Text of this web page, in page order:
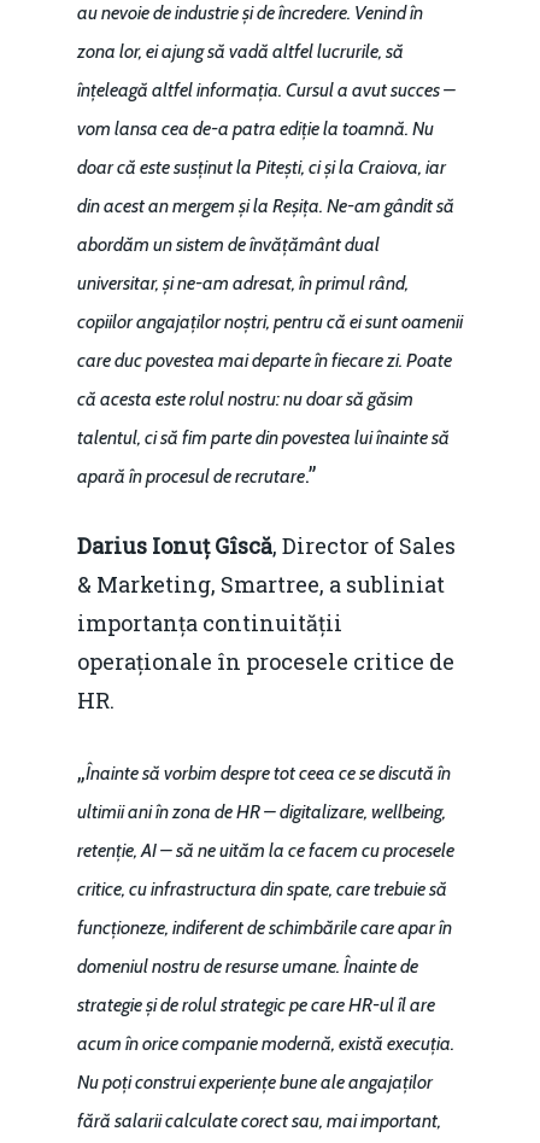
au nevoie de industrie și de încredere. Venind în
zona lor, ei ajung să vadă altfel lucrurile, să
înțeleagă altfel informația. Cursul a avut succes –
vom lansa cea de-a patra ediție la toamnă. Nu
doar că este susținut la Pitești, ci și la Craiova, iar
din acest an mergem și la Reșița. Ne-am gândit să
abordăm un sistem de învățământ dual
universitar, și ne-am adresat, în primul rând,
copiilor angajaților noștri, pentru că ei sunt oamenii
care duc povestea mai departe în fiecare zi. Poate
că acesta este rolul nostru: nu doar să găsim
talentul, ci să fim parte din povestea lui înainte să
apară în procesul de recrutare.”
Darius Ionuț Gîscă, Director of Sales
& Marketing, Smartree, a subliniat
importanța continuității
operaționale în procesele critice de
HR.
„Înainte să vorbim despre tot ceea ce se discută în
ultimii ani în zona de HR – digitalizare, wellbeing,
retenție, AI – să ne uităm la ce facem cu procesele
critice, cu infrastructura din spate, care trebuie să
funcționeze, indiferent de schimbările care apar în
domeniul nostru de resurse umane. Înainte de
strategie și de rolul strategic pe care HR-ul îl are
acum în orice companie modernă, există execuția.
Nu poți construi experiențe bune ale angajaților
fără salarii calculate corect sau, mai important,